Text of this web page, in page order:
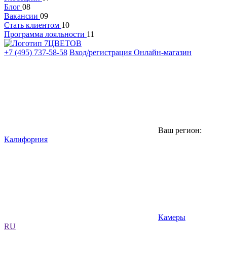
Блог 08
Вакансии 09
Стать клиентом 10
Программа лояльности 11
+7 (495) 737-58-58 Вход/регистрация Онлайн-магазин
Ваш регион:
Калифорния
Камеры
RU